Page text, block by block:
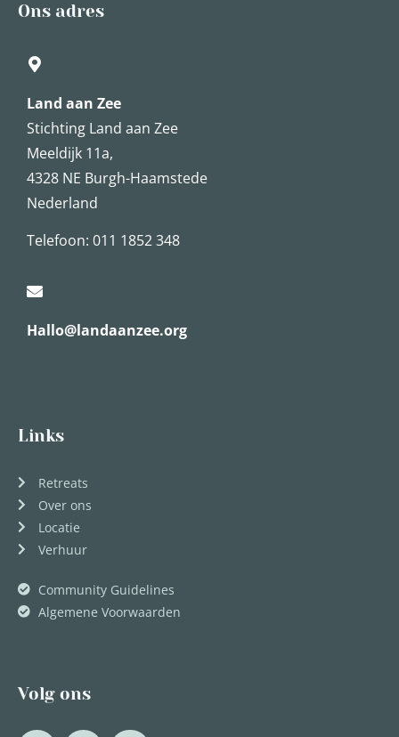
Ons adres
Land aan Zee
Stichting Land aan Zee
Meeldijk 11a,
4328 NE Burgh-Haamstede
Nederland
Telefoon: 011 1852 348
Hallo@landaanzee.org
Links
Retreats
Over ons
Locatie
Verhuur
Community Guidelines
Algemene Voorwaarden
Volg ons